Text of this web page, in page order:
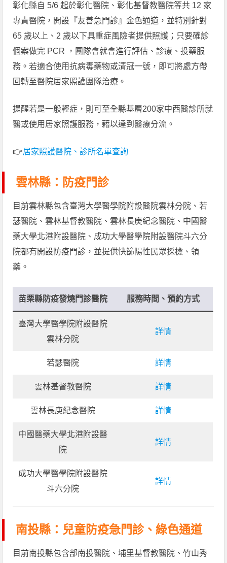
彰化縣自 5/6 起於彰化醫院、彰化基督教醫院等共 12 家
專責醫院，開設『友善急門診』金色通道，並特別針對
65 歲以上、2 歲以下具重症風險者提供照護；只要確診
個案做完 PCR ，團隊會就會進行評估、診療、投藥服
務。若適合使用抗病毒藥物或清冠一號，即可將處方帶
回轉至醫院居家照護團隊治療。
提醒若是一般輕症，則可至全縣基層200家中西醫診所就
醫或使用居家照護服務，藉以達到醫療分流。
👉居家照護醫院、診所名單查詢
雲林縣：防疫門診
目前雲林縣包含臺灣大學醫學院附設醫院雲林分院、若
瑟醫院、雲林基督教醫院、雲林長庚紀念醫院、中國醫
藥大學北港附設醫院、成功大學醫學院附設醫院斗六分
院都有開設防疫門診，並提供快篩陽性民眾採檢、領
藥。
苗栗縣防疫發燒門診醫院 服務時間、預約方式
臺灣大學醫學院附設醫院
雲林分院
詳情
若瑟醫院 詳情
雲林基督教醫院 詳情
雲林長庚紀念醫院 詳情
中國醫藥大學北港附設醫
院
詳情
成功大學醫學院附設醫院
斗六分院
詳情
南投縣：兒童防疫急門診、綠色通道
目前南投縣包含部南投醫院、埔里基督教醫院、竹山秀